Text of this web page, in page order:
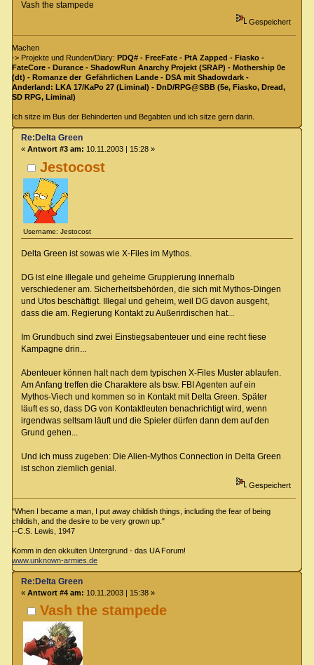
Vash the stampede
Gespeichert
Machen
-> Projekte und Runden/Diary: PDQ# - FreeFate - PtA Zapped - Fiasko -
FateCore - Durance - ShadowRun Anarchy Projekt (SRAP) - Mothership 0e
(dt) - Romanze der Gefährlichen Lande - DSA mit Shadowdark -
Anderland: LKA 17/KaPo 27 (Liminal) - DnD/RPG@SBB (5e, Fiasko, Dread,
SD RPG, Liminal)
Ich sitze im Bus der Behinderten und Begabten und ich sitze gern darin.
Jestocost
Username: Jestocost
Re:Delta Green
« Antwort #3 am: 10.11.2003 | 15:28 »
Delta Green ist sowas wie X-Files im Mythos.
DG ist eine illegale und geheime Gruppierung innerhalb
verschiedener am. Sicherheitsbehörden, die sich mit Mythos-Dingen
und Ufos beschäftigt. Illegal und geheim, weil DG davon ausgeht,
dass die am. Regierung Kontakt zu Außerirdischen hat...
Im Grundbuch sind zwei Einstiegsabenteuer und eine recht fiese
Kampagne drin...
Abenteuer können halt nach dem typischen X-Files Muster ablaufen.
Am Anfang treffen die Charaktere als bsw. FBI Agenten auf ein
Mythos-Viech und kommen so in Kontakt mit Delta Green. Später
läuft es so, dass DG von Kontaktleuten benachrichtigt wird, wenn
irgendwas seltsam läuft und die Spieler dürfen dann dem auf den
Grund gehen...
Und ich muss zugeben: Die Alien-Mythos Connection in Delta Green
ist schon ziemlich genial.
Gespeichert
"When I became a man, I put away childish things, including the fear of being
childish, and the desire to be very grown up."
--C.S. Lewis, 1947
Komm in den okkulten Untergrund - das UA Forum!
www.unknown-armies.de
Vash the stampede
Re:Delta Green
« Antwort #4 am: 10.11.2003 | 15:38 »